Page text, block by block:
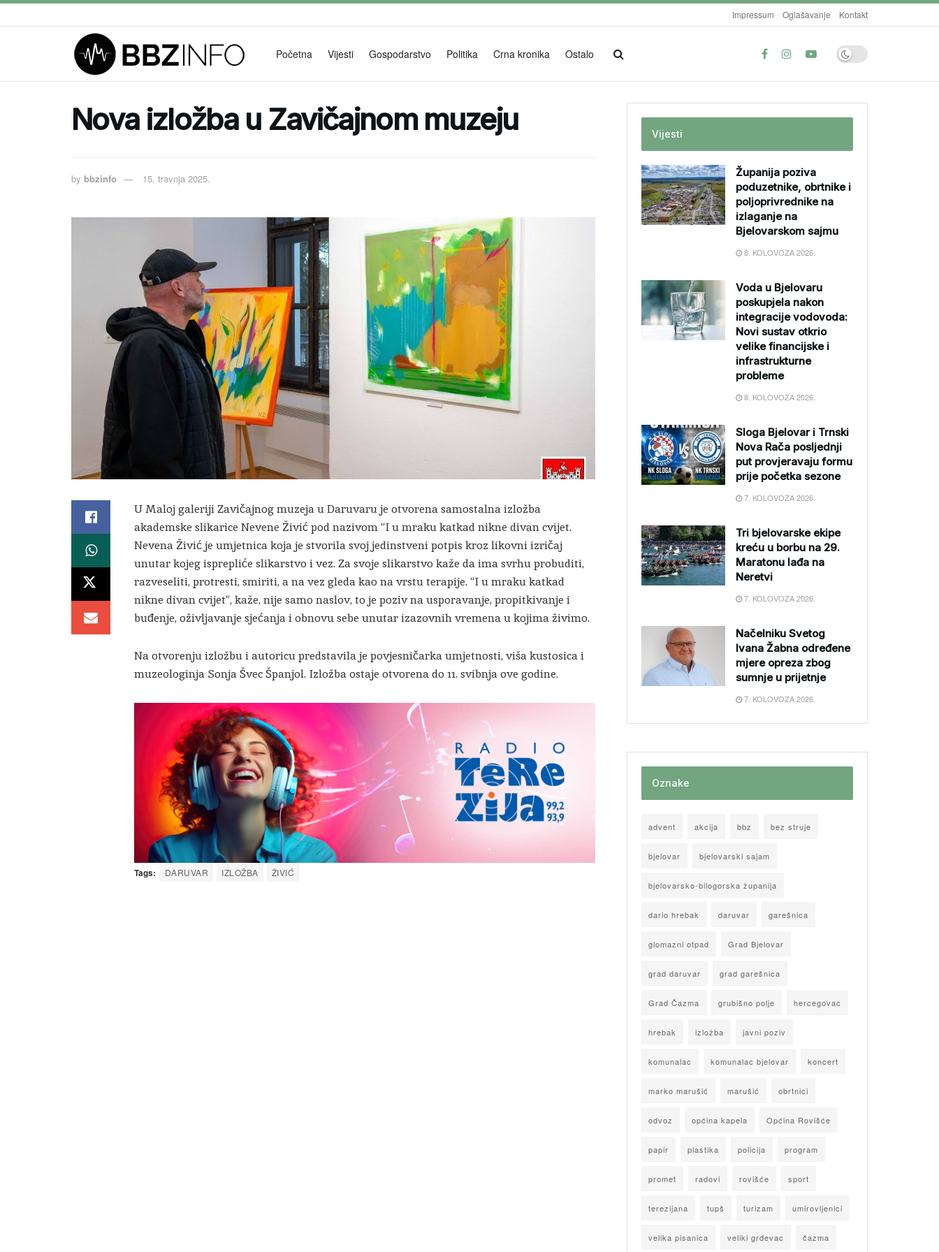
Impressum Oglašavanje Kontakt
Početna Vijesti Gospodarstvo Politika Crna kronika Ostalo
Nova izložba u Zavičajnom muzeju
by bbzinfo 15. travnja 2025.
U Maloj galeriji Zavičajnog muzeja u Daruvaru je otvorena samostalna izložba
akademske slikarice Nevene Živić pod nazivom “I u mraku katkad nikne divan cvijet.
Nevena Živić je umjetnica koja je stvorila svoj jedinstveni potpis kroz likovni izričaj
unutar kojeg isprepliće slikarstvo i vez. Za svoje slikarstvo kaže da ima svrhu probuditi,
razveseliti, protresti, smiriti, a na vez gleda kao na vrstu terapije. “I u mraku katkad
nikne divan cvijet”, kaže, nije samo naslov, to je poziv na usporavanje, propitkivanje i
buđenje, oživljavanje sjećanja i obnovu sebe unutar izazovnih vremena u kojima živimo.
Na otvorenju izložbu i autoricu predstavila je povjesničarka umjetnosti, viša kustosica i
muzeologinja Sonja Švec Španjol. Izložba ostaje otvorena do 11. svibnja ove godine.
Tags: DARUVAR IZLOŽBA ŽIVIĆ
Vijesti
Županija poziva
poduzetnike, obrtnike i
poljoprivrednike na
izlaganje na
Bjelovarskom sajmu
8. KOLOVOZA 2026.
Voda u Bjelovaru
poskupjela nakon
integracije vodovoda:
Novi sustav otkrio
velike financijske i
infrastrukturne
probleme
8. KOLOVOZA 2026.
Sloga Bjelovar i Trnski
Nova Rača posljednji
put provjeravaju formu
prije početka sezone
7. KOLOVOZA 2026.
Tri bjelovarske ekipe
kreću u borbu na 29.
Maratonu lađa na
Neretvi
7. KOLOVOZA 2026.
Načelniku Svetog
Ivana Žabna određene
mjere opreza zbog
sumnje u prijetnje
7. KOLOVOZA 2026.
Oznake
advent akcija bbz bez struje
bjelovar bjelovarski sajam
bjelovarsko-bilogorska županija
dario hrebak daruvar garešnica
glomazni otpad Grad Bjelovar
grad daruvar grad garešnica
Grad Čazma grubišno polje hercegovac
hrebak izložba javni poziv
komunalac komunalac bjelovar koncert
marko marušić marušić obrtnici
odvoz općina kapela Općina Rovišće
papir plastika policija program
promet radovi rovišće sport
terezijana tupš turizam umirovljenici
velika pisanica veliki grđevac čazma